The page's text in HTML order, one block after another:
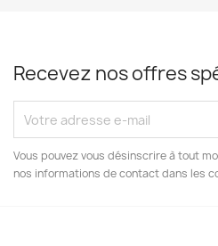
Recevez nos offres
Vous pouvez vous désinscrire à tout
nos informations de contact dans les